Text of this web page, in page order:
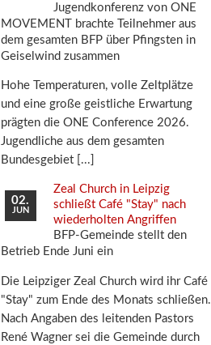
Jugendkonferenz von ONE
MOVEMENT brachte Teilnehmer aus
dem gesamten BFP über Pfingsten in
Geiselwind zusammen
Hohe Temperaturen, volle Zeltplätze
und eine große geistliche Erwartung
prägten die ONE Conference 2026.
Jugendliche aus dem gesamten
Bundesgebiet
02.
JUN
Zeal Church in Leipzig
schließt Café "Stay" nach
wiederholten Angriffen
BFP-Gemeinde stellt den
Betrieb Ende Juni ein
Die Leipziger Zeal Church wird ihr Café
"Stay" zum Ende des Monats schließen.
Nach Angaben des leitenden Pastors
René Wagner sei die Gemeinde durch